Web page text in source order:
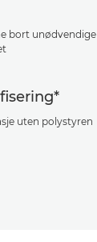
bort unødvendige
uten polystyren